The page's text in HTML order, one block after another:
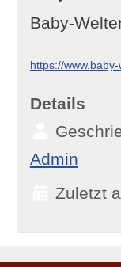
Baby-
https://
Details
Admin
Zuletzt